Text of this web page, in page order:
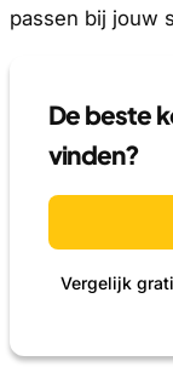
passen bij jouw
De beste kozijnen schilderen offerte
vinden?
Vergelijk